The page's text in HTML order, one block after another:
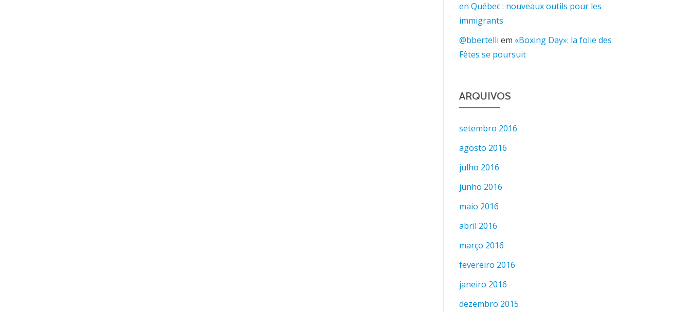
en Québec : nouveaux outils pour les
immigrants
@bbertelli em «Boxing Day»: la folie des
Fêtes se poursuit
ARQUIVOS
setembro 2016
agosto 2016
julho 2016
junho 2016
maio 2016
abril 2016
março 2016
fevereiro 2016
janeiro 2016
dezembro 2015